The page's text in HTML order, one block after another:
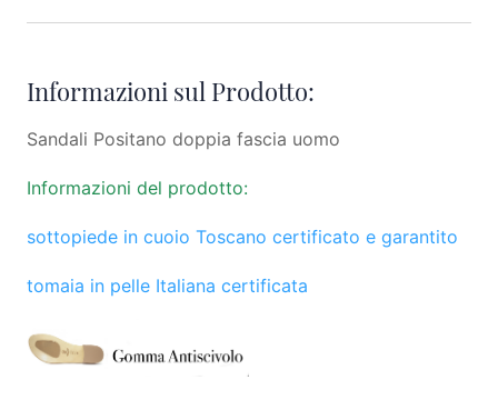
Informazioni sul Prodotto:
Sandali Positano doppia fascia uomo
Informazioni del prodotto:
sottopiede in cuoio Toscano certificato e garantito
tomaia in pelle Italiana certificata